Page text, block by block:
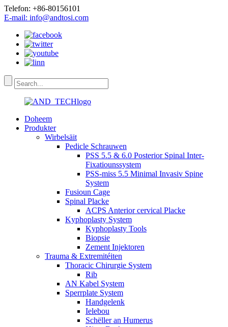
Telefon: +86-80156101
E-mail: info@andtosi.com
Doheem
Produkter
Wirbelsäit
Pedicle Schrauwen
PSS 5.5 & 6.0 Posterior Spinal Inter-
Fixatiounssystem
PSS-miss 5.5 Minimal Invasiv Spine
System
Fusioun Cage
Spinal Placke
ACPS Anterior cervical Placke
Kyphoplasty System
Kyphoplasty Tools
Biopsie
Zement Injektoren
Trauma & Extremitéiten
Thoracic Chirurgie System
Rib
AN Kabel System
Sperrplate System
Handgelenk
Ielebou
Schëller an Humerus